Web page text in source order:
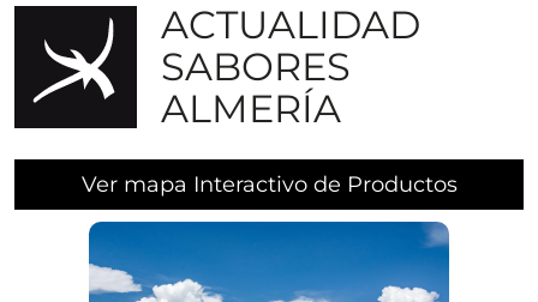
Agendas
Urbanas
PAIs
Participación
ciudadana
Contacto
ACTUALIDAD
SABORES
ALMERÍA
Ver mapa Interactivo de Productos